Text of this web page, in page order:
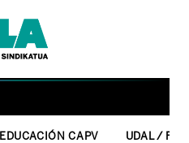
EDUCACIÓN CAPV UDAL /